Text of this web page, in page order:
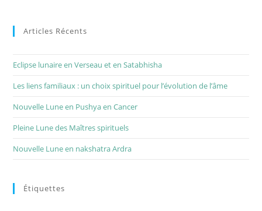
Articles Récents
Eclipse lunaire en Verseau et en Satabhisha
Les liens familiaux : un choix spirituel pour l’évolution de l’âme
Nouvelle Lune en Pushya en Cancer
Pleine Lune des Maîtres spirituels
Nouvelle Lune en nakshatra Ardra
Étiquettes